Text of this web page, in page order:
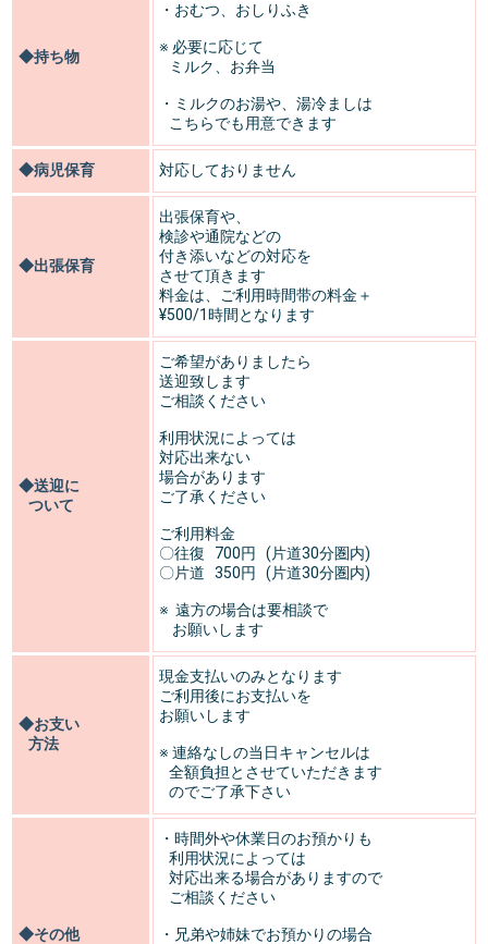
◆持ち物
・おむつ、おしりふき
※ 必要に応じて
ミルク、お弁当
・ミルクのお湯や、湯冷ましは
こちらでも用意できます
◆病児保育 対応しておりません
◆出張保育
出張保育や、
検診や通院などの
付き添いなどの対応を
させて頂きます
料金は、ご利用時間带の料金＋
¥500/1時間となります
◆送迎に
ついて
ご希望がありましたら
送迎致します
ご相談ください
利用状況によっては
対応出来ない
場合があります
ご了承ください
ご利用料金
〇往復 700円 (片道30分圏内)
〇片道 350円 (片道30分圏内)
※ 遠方の場合は要相談で
お願いします
◆お支い
方法
現金支払いのみとなります
ご利用後にお支払いを
お願いします
※ 連絡なしの当日キャンセルは
全額負担とさせていただきます
のでご了承下さい
◆その他
・時間外や休業日のお預かりも
利用状況によっては
対応出来る場合がありますので
ご相談ください
・兄弟や姉妹でお預かりの場合